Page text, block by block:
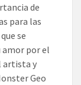
de
para las
se
amor por el
artista y
Geo